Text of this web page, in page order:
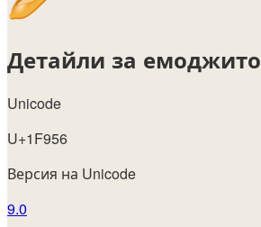
Детайли за емоджито
Unicode
U+1F956
Версия на Unicode
9.0